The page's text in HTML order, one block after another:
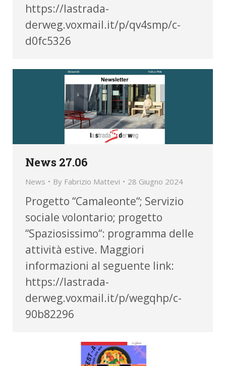
https://lastrada-
derweg.voxmail.it/p/qv4smp/c-
d0fc5326
News 27.06
News By Fabrizio Mattevi 28 Giugno 2024
Progetto “Camaleonte“; Servizio
sociale volontario; progetto
“Spaziosissimo“: programma delle
attività estive. Maggiori
informazioni al seguente link:
https://lastrada-
derweg.voxmail.it/p/wegqhp/c-
90b82296